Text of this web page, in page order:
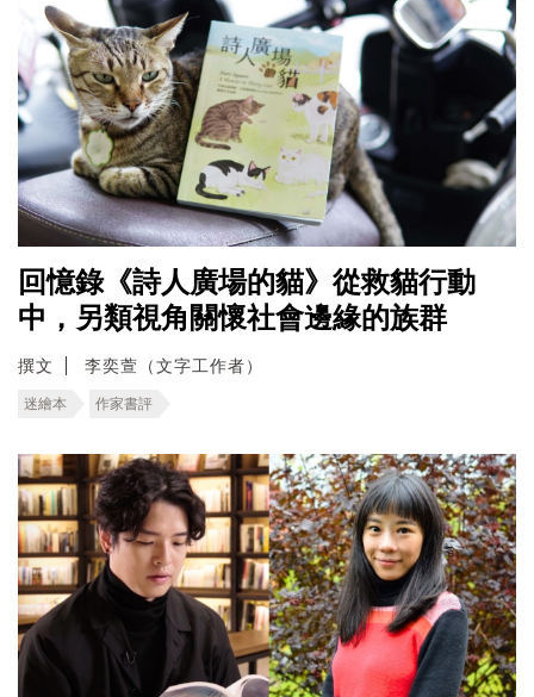
回憶錄《詩人廣場的貓》從救貓行動
中，另類視角關懷社會邊緣的族群
撰文 李奕萱（文字工作者）
迷繪本 作家書評